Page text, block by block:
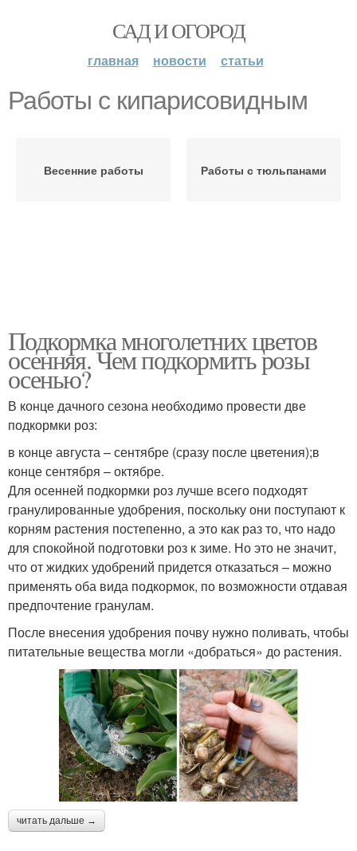
САД И ОГОРОД
главная новости статьи
Работы с кипарисовидным
Весенние работы Работы с тюльпанами
Подкормка многолетних цветов
осенняя. Чем подкормить розы
осенью?
В конце дачного сезона необходимо провести две
подкормки роз:
в конце августа – сентябре (сразу после цветения);в
конце сентября – октябре.
Для осенней подкормки роз лучше всего подходят
гранулированные удобрения, поскольку они поступают к
корням растения постепенно, а это как раз то, что надо
для спокойной подготовки роз к зиме. Но это не значит,
что от жидких удобрений придется отказаться – можно
применять оба вида подкормок, по возможности отдавая
предпочтение гранулам.
После внесения удобрения почву нужно поливать, чтобы
питательные вещества могли «добраться» до растения.
читать дальше →